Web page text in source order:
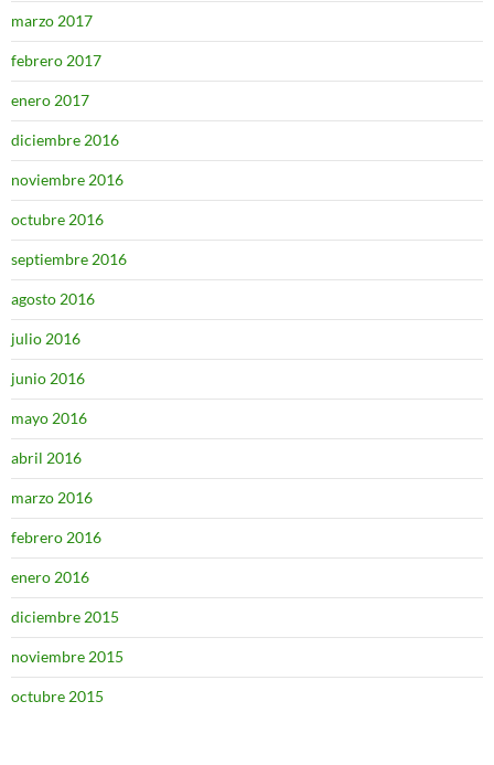
marzo 2017
febrero 2017
enero 2017
diciembre 2016
noviembre 2016
octubre 2016
septiembre 2016
agosto 2016
julio 2016
junio 2016
mayo 2016
abril 2016
marzo 2016
febrero 2016
enero 2016
diciembre 2015
noviembre 2015
octubre 2015